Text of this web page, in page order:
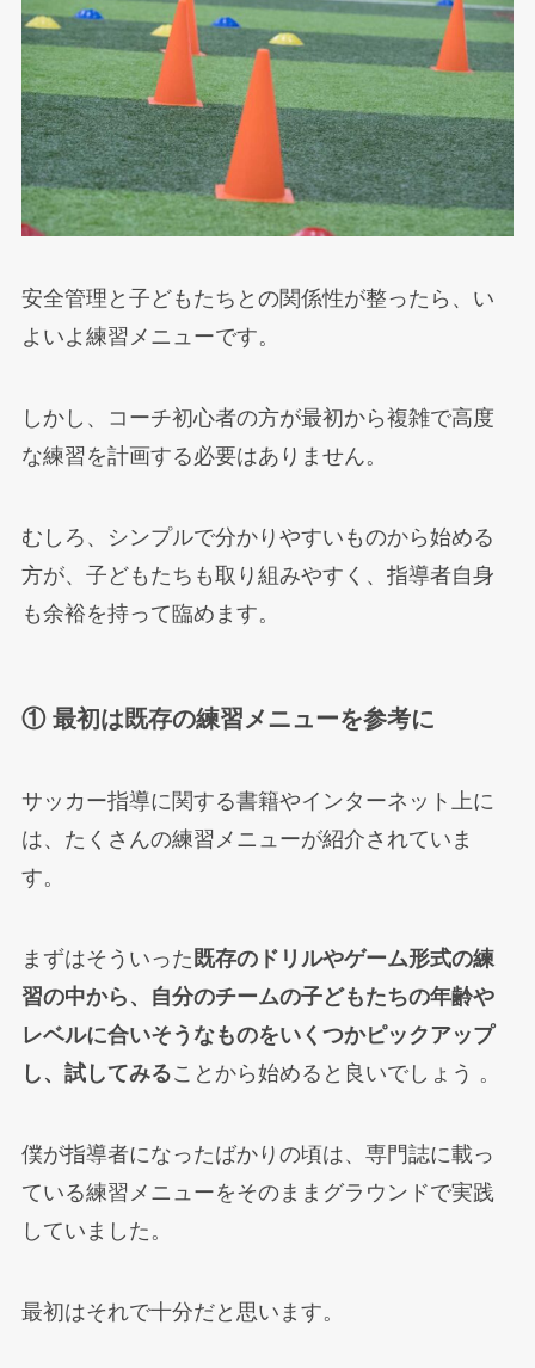
安全管理と子どもたちとの関係性が整ったら、い
よいよ練習メニューです。
しかし、コーチ初心者の方が最初から複雑で高度
な練習を計画する必要はありません。
むしろ、シンプルで分かりやすいものから始める
方が、子どもたちも取り組みやすく、指導者自身
も余裕を持って臨めます。
① 最初は既存の練習メニューを参考に
サッカー指導に関する書籍やインターネット上に
は、たくさんの練習メニューが紹介されていま
す。
まずはそういった 既存のドリルやゲーム形式の練
習の中から、自分のチームの子どもたちの年齢や
レベルに合いそうなものをいくつかピックアップ
し、試してみることから始めると良いでしょう 。
僕が指導者になったばかりの頃は、専門誌に載っ
ている練習メニューをそのままグラウンドで実践
していました。
最初はそれで十分だと思います。